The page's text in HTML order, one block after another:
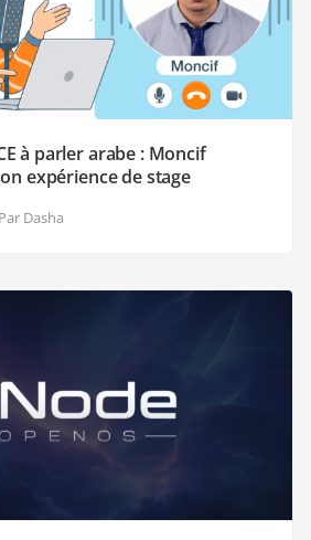
à parler arabe : Moncif
expérience de stage
Par Dasha